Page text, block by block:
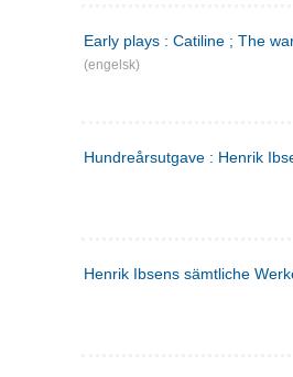
Early plays : Catiline ; The
(engelsk)
Hundreårsutgave : Henrik
Henrik Ibsens sämtliche